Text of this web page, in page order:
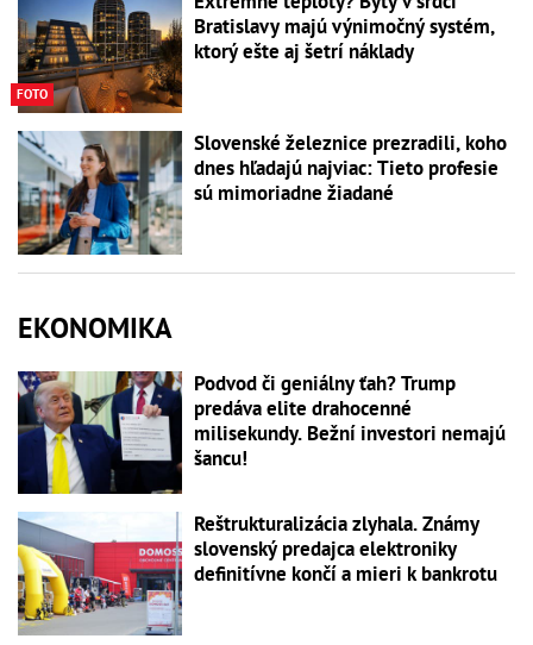
FOTO
Bratislavy majú výnimočný systém,
ktorý ešte aj šetrí náklady
Slovenské železnice prezradili, koho
dnes hľadajú najviac: Tieto profesie
sú mimoriadne žiadané
EKONOMIKA
Podvod či geniálny ťah? Trump
predáva elite drahocenné
milisekundy. Bežní investori nemajú
šancu!
Reštrukturalizácia zlyhala. Známy
slovenský predajca elektroniky
definitívne končí a mieri k bankrotu